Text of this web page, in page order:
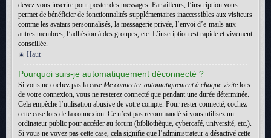
devez vous inscrire pour poster des messages. Par ailleurs, l’inscription vous
permet de bénéficier de fonctionnalités supplémentaires inaccessibles aux visiteurs
comme les avatars personnalisés, la messagerie privée, l’envoi d’e-mails aux
autres membres, l’adhésion à des groupes, etc. L’inscription est rapide et vivement
conseillée.
Haut
Pourquoi suis-je automatiquement déconnecté ?
Si vous ne cochez pas la case Me connecter automatiquement à chaque visite lors
de votre connexion, vous ne resterez connecté que pendant une durée déterminée.
Cela empêche l’utilisation abusive de votre compte. Pour rester connecté, cochez
cette case lors de la connexion. Ce n’est pas recommandé si vous utilisez un
ordinateur public pour accéder au forum (bibliothèque, cybercafé, université, etc.).
Si vous ne voyez pas cette case, cela signifie que l’administrateur a désactivé cette